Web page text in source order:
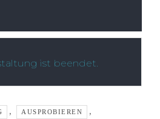
ist beendet.
, AUSPROBIEREN ,